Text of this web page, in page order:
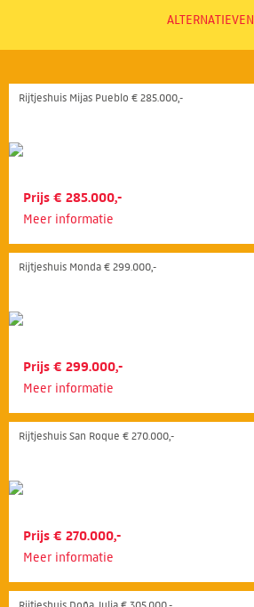
ALTERNATIEVEN
Rijtjeshuis Mijas Pueblo € 285.000,-
Prijs € 285.000,-
Meer informatie
Rijtjeshuis Monda € 299.000,-
Prijs € 299.000,-
Meer informatie
Rijtjeshuis San Roque € 270.000,-
Prijs € 270.000,-
Meer informatie